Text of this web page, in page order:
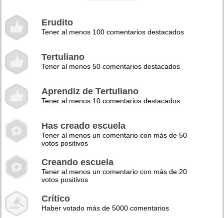
Erudito
Tener al menos 100 comentarios destacados
Tertuliano
Tener al menos 50 comentarios destacados
Aprendiz de Tertuliano
Tener al menos 10 comentarios destacados
Has creado escuela
Tener al menos un comentario con más de 50
votos positivos
Creando escuela
Tener al menos un comentario con más de 20
votos positivos
Crítico
Haber votado más de 5000 comentarios